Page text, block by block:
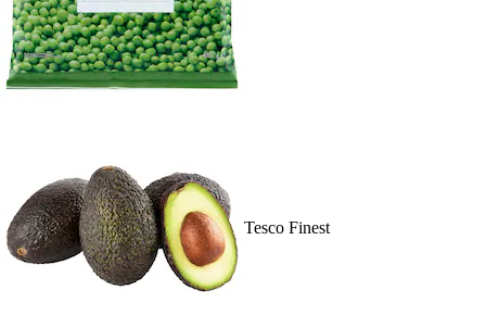
Tesco Finest